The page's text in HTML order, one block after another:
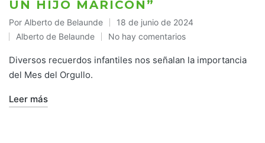
UN HIJO MARICÓN”
Publicado
por
Por Alberto de Belaunde 18 de junio de 2024
Publicado
en
Alberto de Belaunde No hay comentarios
Diversos recuerdos infantiles nos señalan la importancia
del Mes del Orgullo.
Leer más